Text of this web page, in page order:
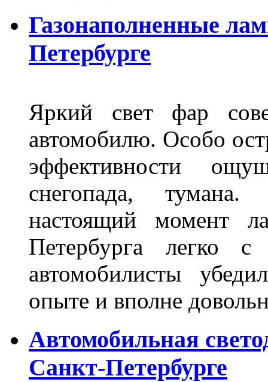
Газонаполненные
Петербурге
Яркий свет фар
автомобилю. Особо
эффективности
снегопада,
настоящий момент
Петербурга легко
автомобилисты
опыте и вполне
Автомобильная
Санкт-Петербурге